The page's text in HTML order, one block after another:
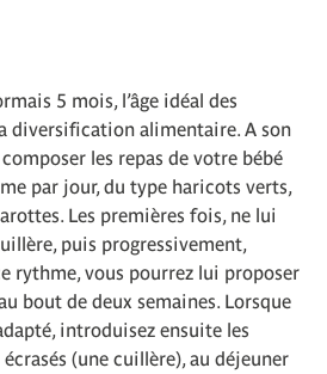
5 mois, l’âge idéal des
diversification alimentaire. A son
les repas de votre bébé
par jour, du type haricots verts,
Les premières fois, ne lui
puis progressivement,
rythme, vous pourrez lui proposer
bout de deux semaines. Lorsque
introduisez ensuite les
(une cuillère), au déjeuner